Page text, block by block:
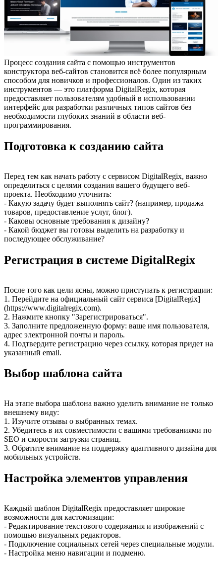
Процесс создания сайта с помощью инструментов
конструктора веб-сайтов становится всё более популярным
способом для новичков и профессионалов. Один из таких
инструментов — это платформа DigitalRegix, которая
предоставляет пользователям удобный в использовании
интерфейс для разработки различных типов сайтов без
необходимости глубоких знаний в области веб-
программирования.
Подготовка к созданию сайта
Перед тем как начать работу с сервисом DigitalRegix, важно
определиться с целями создания вашего будущего веб-
проекта. Необходимо уточнить:
- Какую задачу будет выполнять сайт? (например, продажа
товаров, предоставление услуг, блог).
- Каковы основные требования к дизайну?
- Какой бюджет вы готовы выделить на разработку и
последующее обслуживание?
Регистрация в системе DigitalRegix
После того как цели ясны, можно приступать к регистрации:
1. Перейдите на официальный сайт сервиса [DigitalRegix]
(https://www.digitalregix.com).
2. Нажмите кнопку "Зарегистрироваться".
3. Заполните предложенную форму: ваше имя пользователя,
адрес электронной почты и пароль.
4. Подтвердите регистрацию через ссылку, которая придет на
указанный email.
Выбор шаблона сайта
На этапе выбора шаблона важно уделить внимание не только
внешнему виду:
1. Изучите отзывы о выбранных темах.
2. Убедитесь в их совместимости с вашими требованиями по
SEO и скорости загрузки страниц.
3. Обратите внимание на поддержку адаптивного дизайна для
мобильных устройств.
Настройка элементов управления
Каждый шаблон DigitalRegix предоставляет широкие
возможности для кастомизации:
- Редактирование текстового содержания и изображений с
помощью визуальных редакторов.
- Подключение социальных сетей через специальные модули.
- Настройка меню навигации и подменю.